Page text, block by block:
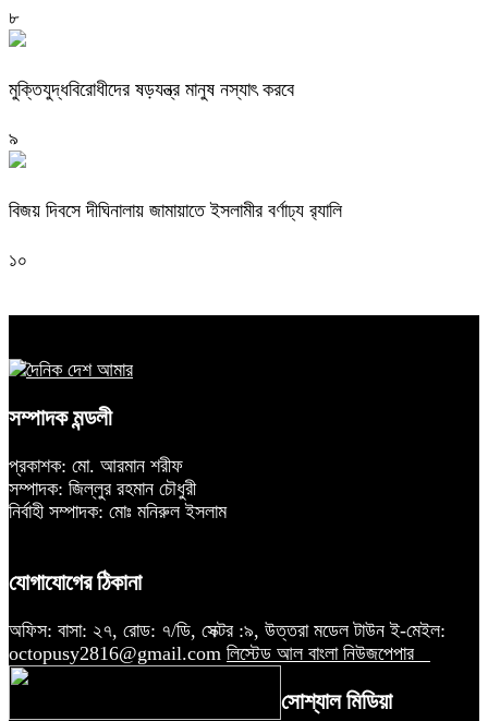
৮
মুক্তিযুদ্ধবিরোধীদের ষড়যন্ত্র মানুষ নস্যাৎ করবে
৯
বিজয় দিবসে দীঘিনালায় জামায়াতে ইসলামীর বর্ণাঢ্য র‍্যালি
১০
সম্পাদক মন্ডলী
প্রকাশক: মো. আরমান শরীফ
সম্পাদক: জিল্লুর রহমান চৌধুরী
নির্বাহী সম্পাদক: মোঃ মনিরুল ইসলাম
যোগাযোগের ঠিকানা
অফিস: বাসা: ২৭, রোড: ৭/ডি, সেক্টর :৯, উত্তরা মডেল টাউন ই-মেইল:
octopusy2816@gmail.com লিস্টেড আল বাংলা নিউজপেপার
সোশ্যাল মিডিয়া